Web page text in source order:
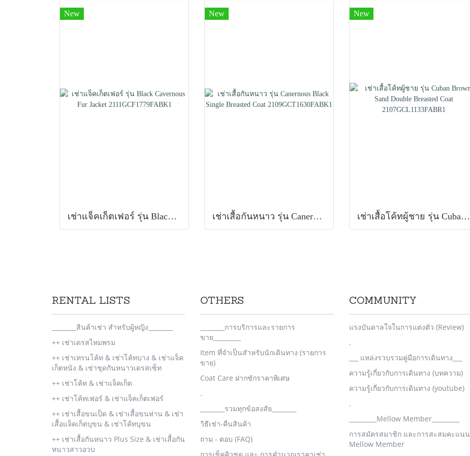
New
เช่าแจ็คเก็ตเฟอร์ รุ่น Black Cavernous Fur Jacket 2111GCF1779FABK1
New
เช่าเสื้อกันหนาว รุ่น Canernous Black Single Breasted Coat 2109GCT1630FABK1
New
เช่าเสื้อโค้ทผู้ชาย รุ่น Cuban Brown Sand Double Breasted Coat 2107GCL1133FABR1
RENTAL LISTS
________สินค้าเช่า สำหรับผู้หญิง________
++ เช่าเดรสไหมพรม
++ เช่าเทรนโค้ท & เช่าโค้ทบาง & เช่าแจ็ค
เก็ตหนัง & เช่าชุดกันหนาวเดรสเซ็ท
++ เช่าโค้ท & เช่าแจ็คเก็ต
++ เช่าโค้ทเฟอร์ & เช่าแจ็คเก็ตเฟอร์
++ เช่าเสื้อขนเป็ด & เช่าเสื้อขนห่าน & เช่า
เสื้อแจ็คเก็ตบุขน & เช่าโค้ทบุขน
++ เช่าเสื้อกันหนาว Plus Size & เช่าเสื้อกัน
หนาวสาวอวบ
OTHERS
________การบริการและรายการ
ขาย_________
Item ที่จำเป็นสำหรับนักเดินทาง (รายการ
ขาย)
Coat Care ฝากซักราคาพิเศษ
.
________รวมทุกข้อสงสัย________
วิธีเช่า-คืนสินค้า
ถาม - ตอบ (FAQ)
การเช็คคิวชุด และ การคำนวณราคาเช่า
COMMUNITY
แรงบันดาลใจในการแต่งตัว (Review)
.
___ แหล่งรวบรวมคู่มือการเดินทาง___
ความรู้เกี่ยวกับการเดินทาง (บทความ)
ความรู้เกี่ยวกับการเดินทาง (youtube)
.
_________Mellow Member_________
การสมัครสมาชิก และการสะสมคะแนน
Mellow Member